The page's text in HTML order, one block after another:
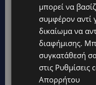
μπορεί να
συμφέρον αντί
δικαίωμα να
διαφήμισης.
συγκατάθεσή
στις Ρυθμίσεις
Απορρήτου